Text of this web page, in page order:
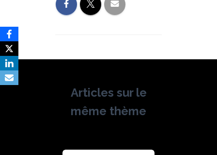
Articles sur le
même thème